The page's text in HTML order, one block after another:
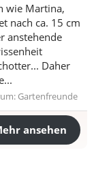
wie Martina,
nach ca. 15 cm
anstehende
Daher
Gartenfreunde
ansehen